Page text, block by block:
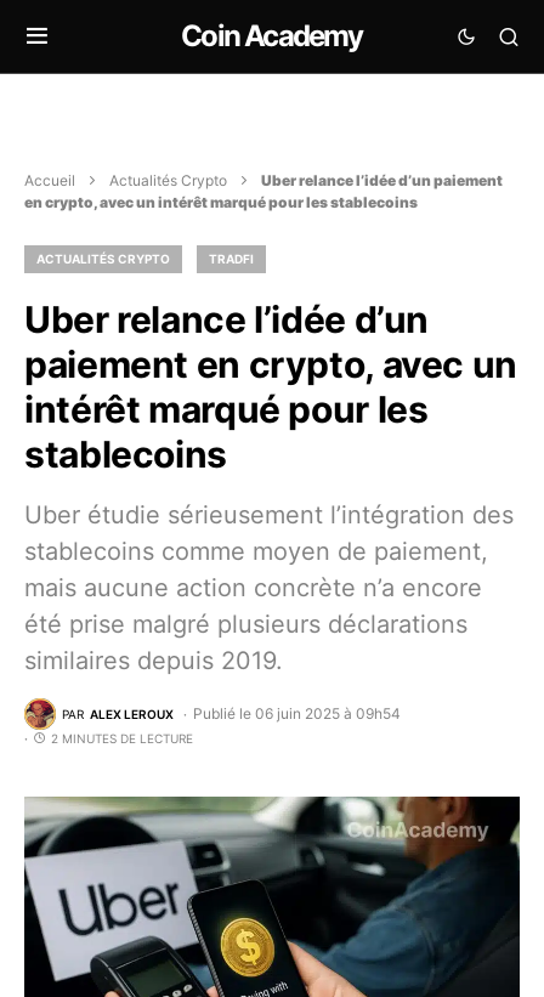
Coin Academy
Accueil Actualités Crypto
Uber relance l’idée d’un paiement
en crypto, avec un intérêt marqué pour les stablecoins
ACTUALITÉS CRYPTO TRADFI
Uber relance l’idée d’un
paiement en crypto, avec un
intérêt marqué pour les
stablecoins
Uber étudie sérieusement l’intégration des
stablecoins comme moyen de paiement,
mais aucune action concrète n’a encore
été prise malgré plusieurs déclarations
similaires depuis 2019.
PAR ALEX LEROUX Publié le 06 juin 2025 à 09h54
2 MINUTES DE LECTURE